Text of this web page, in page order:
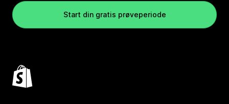
Start din gratis prøveperiode